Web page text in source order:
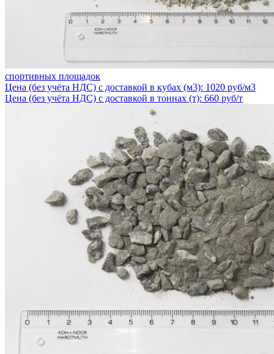
спортивных площадок
Цена (без учёта НДС) с доставкой в кубах (м3): 1020 руб/м3
Цена (без учёта НДС) с доставкой в тоннах (т): 660 руб/т